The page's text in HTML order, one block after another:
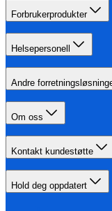
Forbrukerprodukter
Helsepersonell
Andre
Om oss
Kontakt kundestøtte
Hold deg oppdatert